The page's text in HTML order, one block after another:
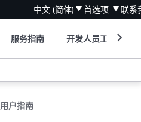
中文 (简体) 首选项 联系
服务指南 开发人员工具
用户指南